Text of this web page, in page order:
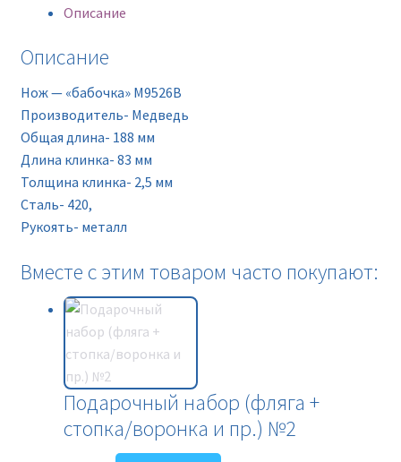
Описание
Описание
Нож — «бабочка» M9526B
Производитель- Медведь
Oбщая длина- 188 мм
Длина клинка- 83 мм
Толщина клинка- 2,5 мм
Сталь- 420,
Рукоять- металл
Вместе с этим товаром часто покупают:
Подарочный набор (фляга +
стопка/воронка и пр.) №2